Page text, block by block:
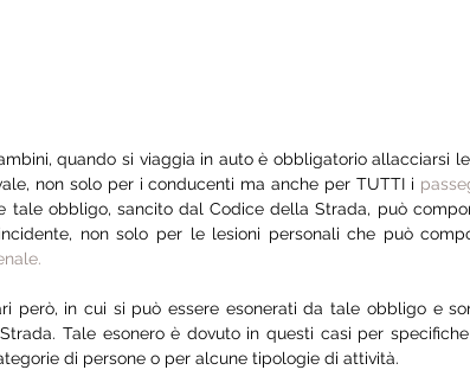
quando si viaggia in auto è obbligatorio allacciarsi
non solo per i conducenti ma anche per TUTTI i
tale obbligo, sancito dal Codice della Strada, può
non solo per le lesioni personali che può
però, in cui si può essere esonerati da tale obbligo e
Tale esonero è dovuto in questi casi per
di persone o per alcune tipologie di attività.